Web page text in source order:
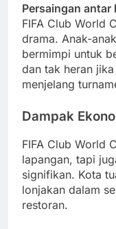
Persaingan antar
FIFA Club World
drama. Anak-
bermimpi untuk
dan tak heran
menjelang
Dampak
FIFA Club World
lapangan, tapi
signifikan. Kota
lonjakan dalam
restoran.